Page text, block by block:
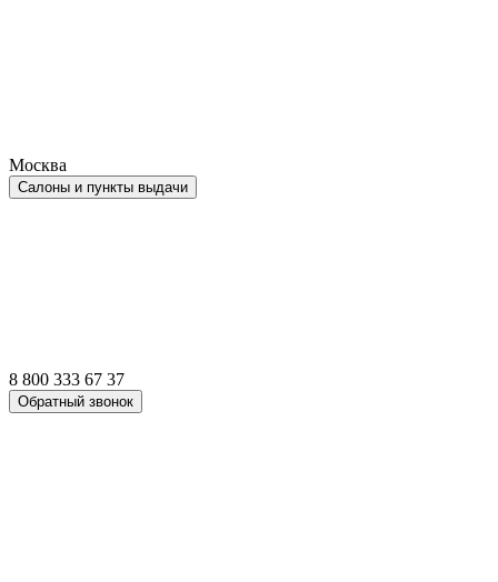
Москва
Салоны и пункты выдачи
8 800 333 67 37
Обратный звонок